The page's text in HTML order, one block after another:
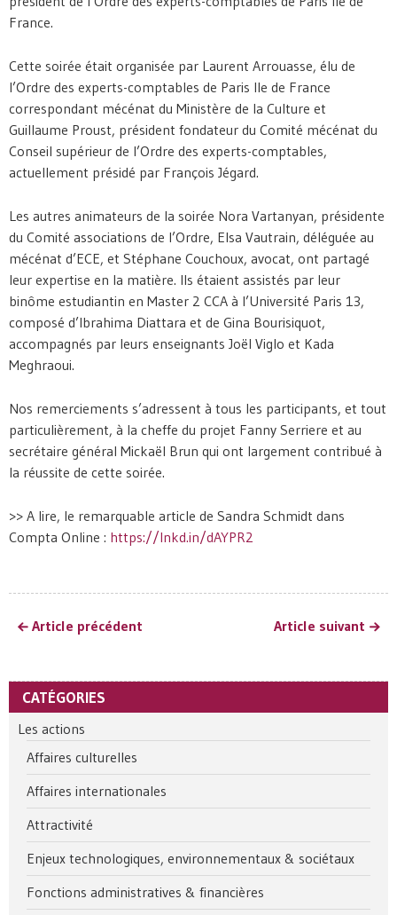
France.
Cette soirée était organisée par Laurent Arrouasse, élu de
l’Ordre des experts-comptables de Paris Ile de France
correspondant mécénat du Ministère de la Culture et
Guillaume Proust, président fondateur du Comité mécénat du
Conseil supérieur de l’Ordre des experts-comptables,
actuellement présidé par François Jégard.
Les autres animateurs de la soirée Nora Vartanyan, présidente
du Comité associations de l’Ordre, Elsa Vautrain, déléguée au
mécénat d’ECE, et Stéphane Couchoux, avocat, ont partagé
leur expertise en la matière. Ils étaient assistés par leur
binôme estudiantin en Master 2 CCA à l’Université Paris 13,
composé d’Ibrahima Diattara et de Gina Bourisiquot,
accompagnés par leurs enseignants Joël Viglo et Kada
Meghraoui.
Nos remerciements s’adressent à tous les participants, et tout
particulièrement, à la cheffe du projet Fanny Serriere et au
secrétaire général Mickaël Brun qui ont largement contribué à
la réussite de cette soirée.
>> A lire, le remarquable article de Sandra Schmidt dans
Compta Online : https://lnkd.in/dAYPR2
Article précédent Article suivant
CATÉGORIES
Les actions
Affaires culturelles
Affaires internationales
Attractivité
Enjeux technologiques, environnementaux & sociétaux
Fonctions administratives & financières